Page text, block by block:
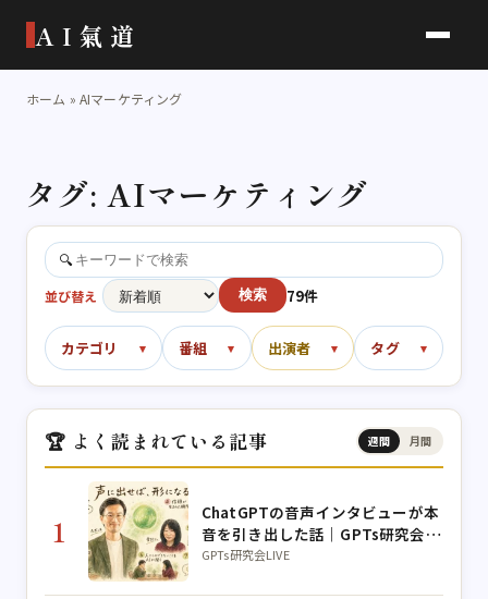
AI氣道
ホーム » AIマーケティング
タグ:AIマーケティング
🔍
並び替え 検索 79件
カテゴリ 番組 出演者 タグ
🏆 よく読まれている記事 週間 月間
1
ChatGPTの音声インタビューが本
音を引き出した話｜GPTs研究会朝
LIVE
GPTs研究会LIVE